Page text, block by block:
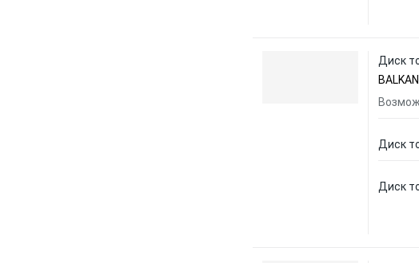
Диск
Диск
Диск